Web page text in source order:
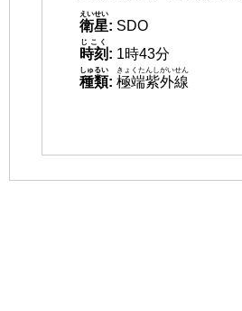
衛星
えいせい
: SDO
時刻
じこく
: 1時43分
種類
しゅるい
: 極端紫外線
きょくたんしがいせん